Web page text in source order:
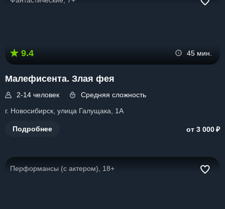
9.4 45 мин.
Малефисента. Злая фея
2-14 человек
Средняя сложность
г. Новосибирск, улица Галущака, 1А
Подробнее от 3 000₽
Перформансы (с актером), 18+